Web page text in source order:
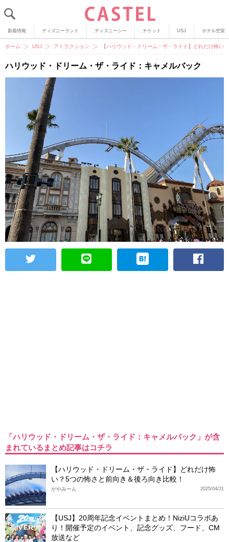
新着情報 ディズニーランド ディズニーシー チケット USJ ホテル空室
ホーム USJ アトラクション 【ハリウッド・ドリーム・ザ・ライド】どれだけ怖い
ハリウッド・ドリーム・ザ・ライド：キャメルバック
「ハリウッド・ドリーム・ザ・ライド：キャメルバック」が含
まれているまとめ記事はコチラ
【ハリウッド・ドリーム・ザ・ライド】どれだけ怖
い？5つの怖さと前向き＆後ろ向き比較！
2025/04/21
がやみーん
【USJ】20周年記念イベントまとめ！NiziUコラボあ
り！開催予定のイベント、記念グッズ、フード、CM
放送など